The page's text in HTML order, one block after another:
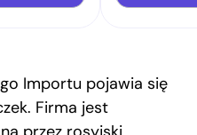
Importu pojawia się
Firma jest